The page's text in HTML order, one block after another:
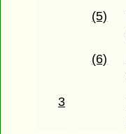
(5)
(6)
3